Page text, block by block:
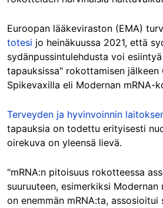
Euroopan lääkeviraston (EMA)
totesi jo heinäkuussa 2021, että
sydänpussintulehdusta voi
tapauksissa" rokottamisen jälkeen
Spikevaxilla eli Modernan mRNA-
Terveyden ja hyvinvoinnin
tapauksia on todettu erityisesti
oirekuva on yleensä lievä.
"mRNA:n pitoisuus rokotteessa
suuruuteen, esimerkiksi Modernan
on enemmän mRNA:ta, assosioitui